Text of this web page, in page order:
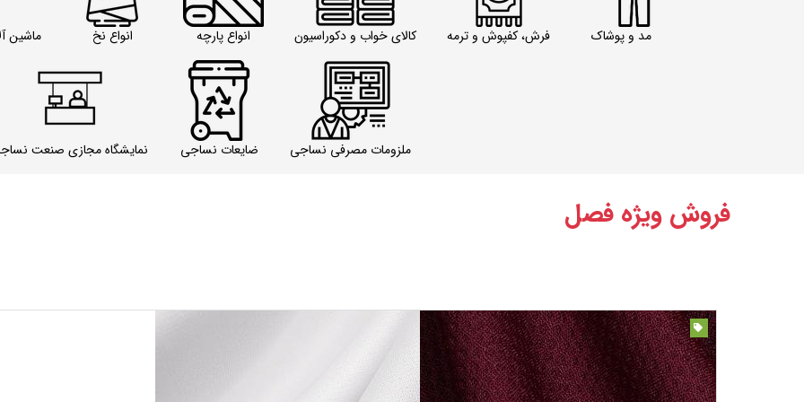
مد و پوشاک فرش، کفپوش و ترمه کالای خواب و دکوراسیون انواع پارچه انواع نخ ماشین
ملزومات مصرفی نساجی ضایعات نساجی نمایشگاه مجازی صنعت
فروش ویژه فصل